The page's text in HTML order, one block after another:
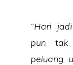
“Hari
pun tak
peluang